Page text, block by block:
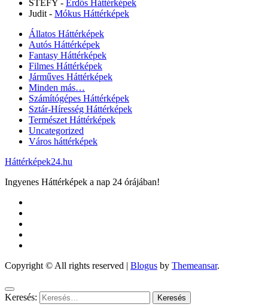
STEFY - Erdős Háttérképek
Judit - Mókus Háttérképek
Állatos Háttérképek
Autós Háttérképek
Fantasy Háttérképek
Filmes Háttérképek
Járműves Háttérképek
Minden más…
Számítógépes Háttérképek
Sztár-Híresség Háttérképek
Természet Háttérképek
Uncategorized
Város háttérképek
Háttérképek24.hu
Ingyenes Háttérképek a nap 24 órájában!
Copyright © All rights reserved | Blogus by Themeansar.
Keresés: